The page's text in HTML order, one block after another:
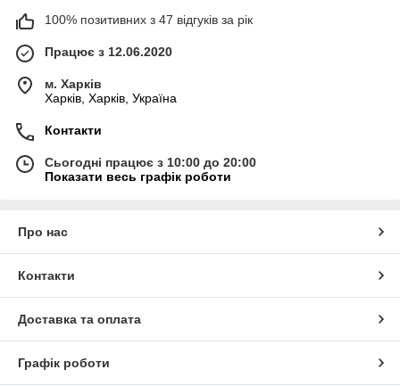
100% позитивних з 47 відгуків за рік
Працює з 12.06.2020
м. Харків
Харків, Харків, Україна
Контакти
Сьогодні працює з 10:00 до 20:00
Показати весь графік роботи
Про нас
Контакти
Доставка та оплата
Графік роботи